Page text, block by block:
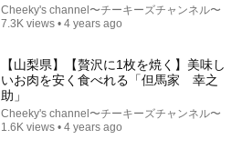
Cheeky's channel〜チーキーズチャンネル〜
7.3K views • 4 years ago
【山梨県】【贅沢に1枚を焼く】美味し
いお肉を安く食べれる「但馬家 幸之
助」
Cheeky's channel〜チーキーズチャンネル〜
1.6K views • 4 years ago